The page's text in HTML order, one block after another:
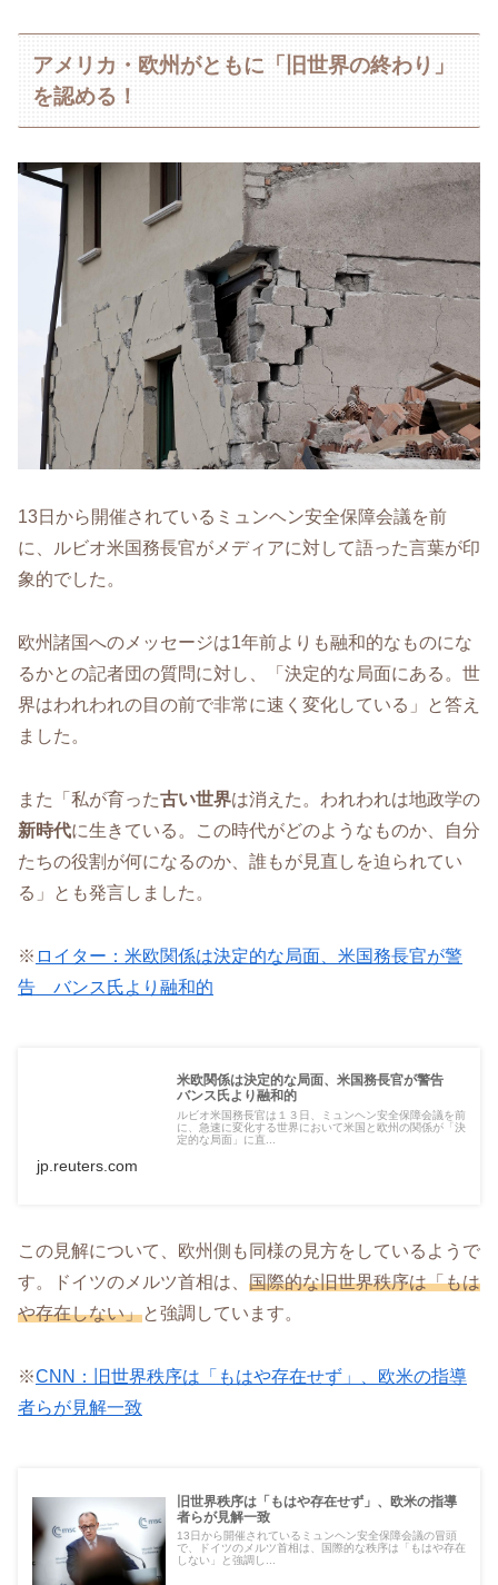
アメリカ・欧州がともに「旧世界の終わり」
を認める！
13日から開催されているミュンヘン安全保障会議を前
に、ルビオ米国務長官がメディアに対して語った言葉が印
象的でした。
欧州諸国へのメッセージは1年前よりも融和的なものにな
るかとの記者団の質問に対し、「決定的な局面にある。世
界はわれわれの目の前で非常に速く変化している」と答え
ました。
また「私が育った古い世界は消えた。われわれは地政学の
新時代に生きている。この時代がどのようなものか、自分
たちの役割が何になるのか、誰もが見直しを迫られてい
る」とも発言しました。
※ ロイター：米欧関係は決定的な局面、米国務長官が警
告 バンス氏より融和的
米欧関係は決定的な局面、米国務長官が警告
バンス氏より融和的
ルビオ米国務長官は１３日、ミュンヘン安全保障会議を前
に、急速に変化する世界において米国と欧州の関係が「決
定的な局面」に直...
jp.reuters.com
この見解について、欧州側も同様の見方をしているようで
す。ドイツのメルツ首相は、 国際的な旧世界秩序は「もは
や存在しない」と強調しています。
※CNN：旧世界秩序は「もはや存在せず」、欧米の指導
者らが見解一致
旧世界秩序は「もはや存在せず」、欧米の指導
者らが見解一致
13日から開催されているミュンヘン安全保障会議の冒頭
で、ドイツのメルツ首相は、国際的な秩序は「もはや存在
しない」と強調し...